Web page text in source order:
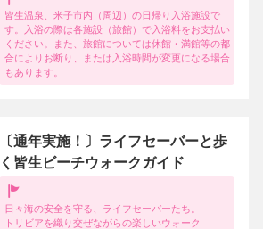
皆生温泉、米子市内（周辺）の日帰り入浴施設で
す。入浴の際は各施設（旅館）で入浴料をお支払い
ください。また、旅館については休館・満館等の都
合によりお断り、または入浴時間が変更になる場合
もあります。
〔通年実施！〕ライフセーバーと歩
く皆生ビーチウォークガイド
日々海の安全を守る、ライフセーバーたち。
トリビアを織り交ぜながらの楽しいウォーク